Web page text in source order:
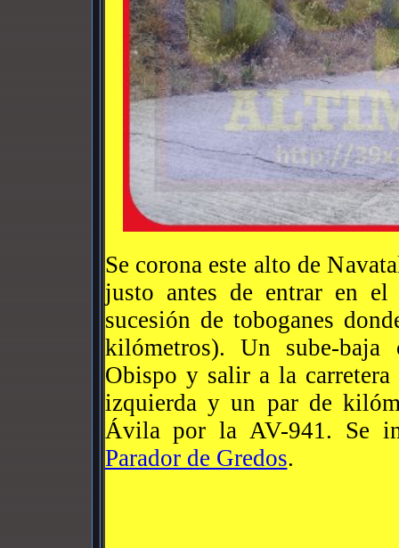
Se corona este alto de
justo antes de entrar en
sucesión de toboganes
kilómetros). Un sube-
Obispo y salir a la
izquierda y un par de
Ávila por la AV-941. Se
Parador de Gredos.